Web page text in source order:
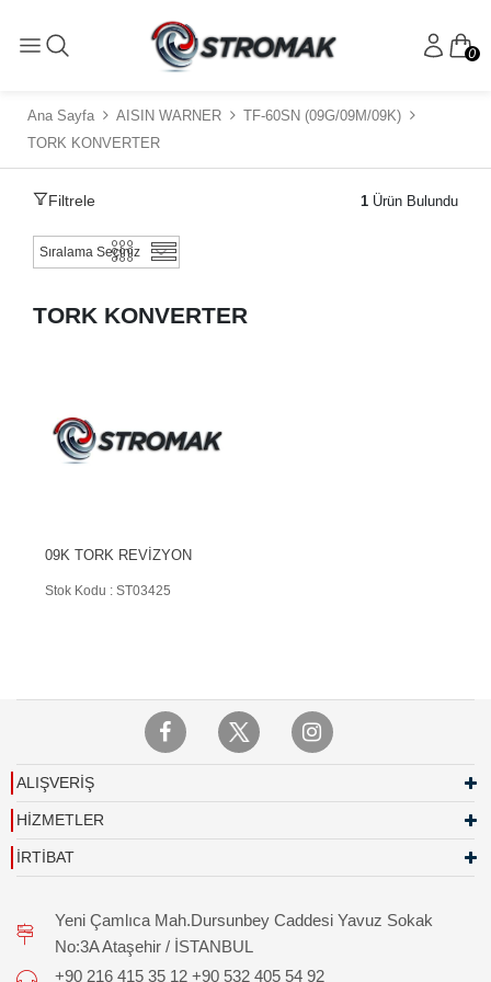
0
Ana Sayfa AISIN WARNER
TF-60SN (09G/09M/09K)
TORK KONVERTER
Filtrele 1 Ürün Bulundu
TORK KONVERTER
09K TORK REVİZYON
Stok Kodu : ST03425
ALIŞVERİŞ
HİZMETLER
İRTİBAT
Yeni Çamlıca Mah.Dursunbey Caddesi Yavuz Sokak
No:3A Ataşehir / İSTANBUL
+90 216 415 35 12 +90 532 405 54 92